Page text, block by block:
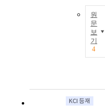
reinvested in
the gaming
industry, Korea
exploitation is
addiction
treatment that
이션 게임 의
적, 태스크, 게
임 메카닉을
석했다. 그리
어떻게 휴먼
퓨테이션 게임
대해 게임 메
닉에 초점을
원
문
보
기
4